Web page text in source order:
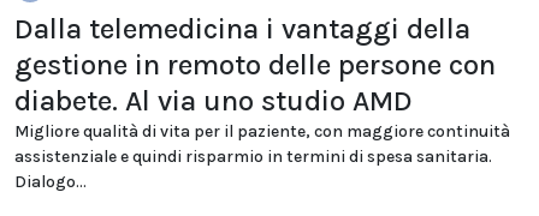
Dalla telemedicina i vantaggi della
gestione in remoto delle persone con
diabete. Al via uno studio AMD
Migliore qualità di vita per il paziente, con maggiore continuità
assistenziale e quindi risparmio in termini di spesa sanitaria.
Dialogo...